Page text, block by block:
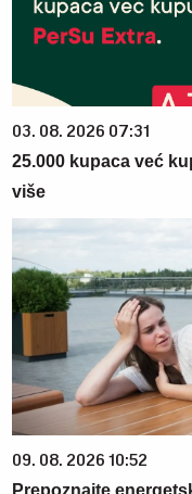
03. 08. 2026 07:31
25.000 kupaca već
više
09. 08. 2026 10:52
Prepoznajte